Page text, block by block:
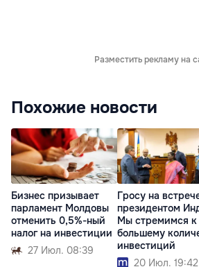
Разместить рекламу на
Похожие новости
Бизнес призывает
парламент Молдовы
отменить 0,5%-ный
налог на инвестиции
27 Июл. 08:39
Гросу на
президентом
Мы стремимся к
большему
инвестиций
20 Июл. 19:42